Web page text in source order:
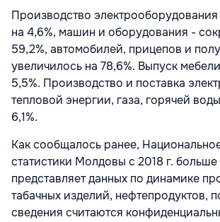
Производство
на 4,6%, машин и оборудования -
59,2%, автомобилей, прицепов и
увеличилось на 78,6%. Выпуск
5,5%. Производство и поставка
тепловой энергии, газа, горячей
6,1%.
Как сообщалось ранее,
статистики Молдовы с 2018 г. больше
представляет данных по динамике
табачных изделий, нефтепродуктов,
сведения считаются